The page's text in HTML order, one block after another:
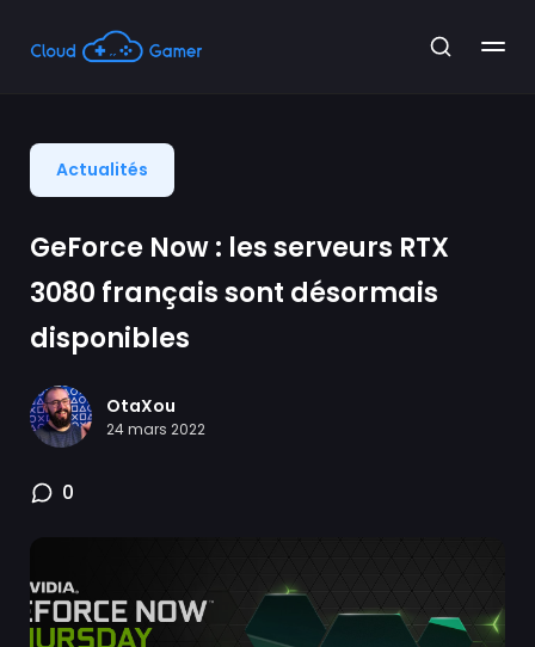
Actualités
GeForce Now : les serveurs RTX
3080 français sont désormais
disponibles
OtaXou
24 mars 2022
0